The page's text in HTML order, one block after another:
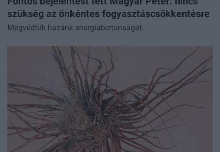
szükség az önkéntes fogyasztáscsökkentésre
Megvédtük hazánk energiabiztonságát.